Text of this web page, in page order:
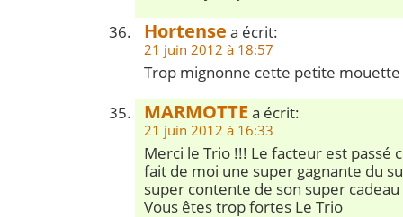
Hortense a écrit:
21 juin 2012 à 18:57
Trop mignonne cette petite
MARMOTTE a écrit:
21 juin 2012 à 16:33
Merci le Trio !!! Le facteur est passé
fait de moi une super gagnante du
super contente de son super cadeau
Vous êtes trop fortes Le Trio